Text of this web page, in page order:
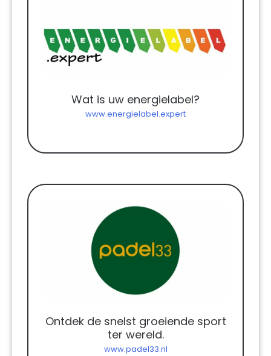
Wat is uw energielabel?
www.energielabel.expert
Ontdek de snelst groeiende sport
ter wereld.
www.padel33.nl